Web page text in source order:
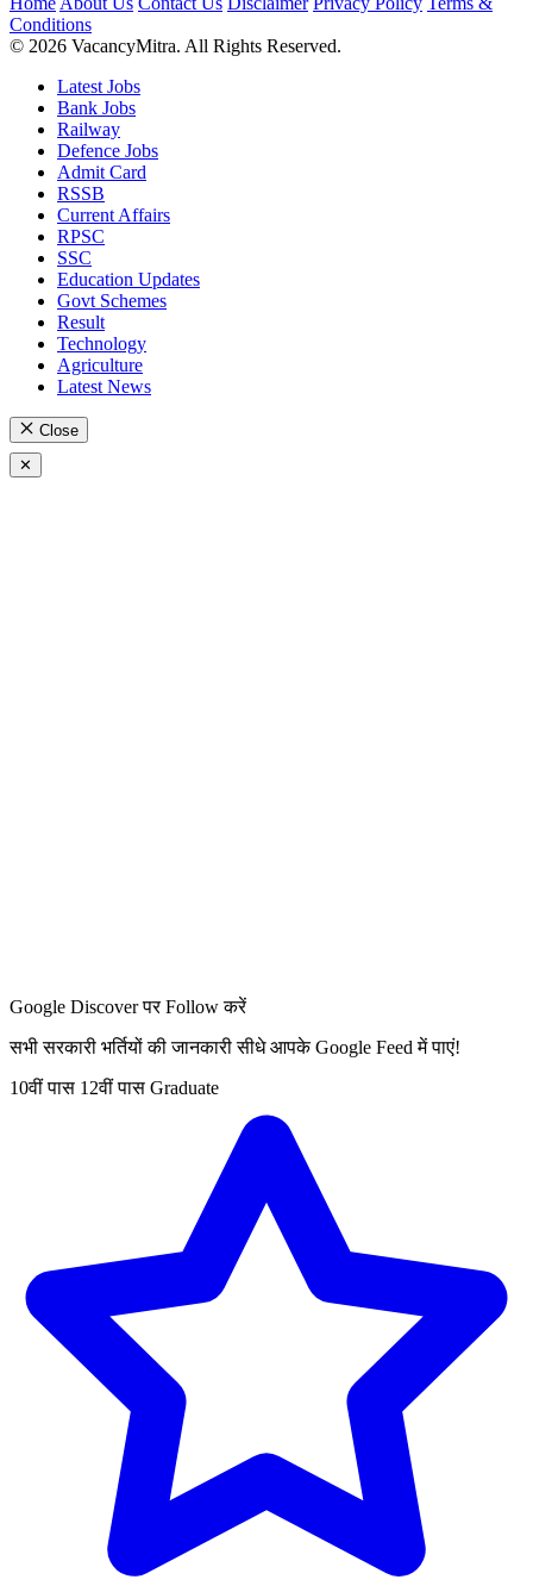
Conditions
© 2026 VacancyMitra. All Rights Reserved.
Latest Jobs
Bank Jobs
Railway
Defence Jobs
Admit Card
RSSB
Current Affairs
RPSC
SSC
Education Updates
Govt Schemes
Result
Technology
Agriculture
Latest News
Close
✕
Google Discover पर Follow करें
सभी सरकारी भर्तियों की जानकारी सीधे आपके Google Feed में पाएं!
10वीं पास 12वीं पास Graduate